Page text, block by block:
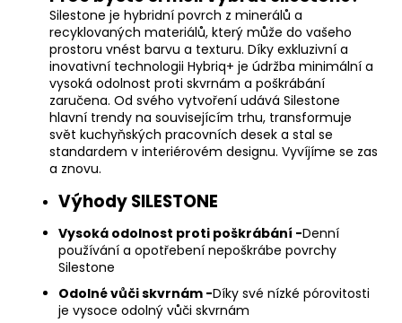
Silestone je hybridní povrch z minerálů a
recyklovaných materiálů, který může do vašeho
prostoru vnést barvu a texturu. Díky exkluzivní a
inovativní technologii Hybriq+ je údržba minimální a
vysoká odolnost proti skvrnám a poškrábání
zaručena. Od svého vytvoření udává Silestone
hlavní trendy na souvisejícím trhu, transformuje
svět kuchyňských pracovních desek a stal se
standardem v interiérovém designu. Vyvíjíme se zas
a znovu.
Výhody SILESTONE
Vysoká odolnost proti poškrábání -Denní
používání a opotřebení nepoškrábe povrchy
Silestone
Odolné vůči skvrnám -Díky své nízké pórovitosti
je vysoce odolný vůči skvrnám